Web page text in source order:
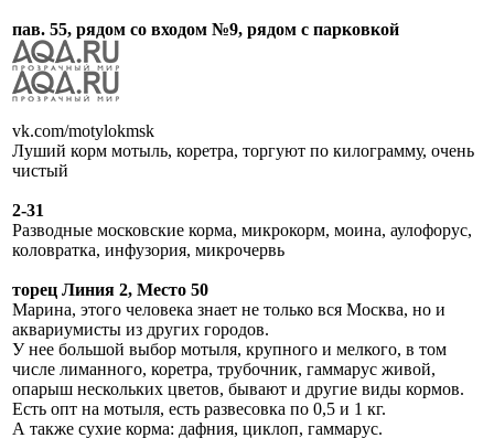
пав. 55, рядом со входом №9, рядом с парковкой
vk.com/motylokmsk
Луший корм мотыль, коретра, торгуют по килограмму, очень
чистый
2-31
Разводные московские корма, микрокорм, моина, аулофорус,
коловратка, инфузория, микрочервь
торец Линия 2, Место 50
Марина, этого человека знает не только вся Москва, но и
аквариумисты из других городов.
У нее большой выбор мотыля, крупного и мелкого, в том
числе лиманного, коретра, трубочник, гаммарус живой,
опарыш нескольких цветов, бывают и другие виды кормов.
Есть опт на мотыля, есть развесовка по 0,5 и 1 кг.
А также сухие корма: дафния, циклоп, гаммарус.